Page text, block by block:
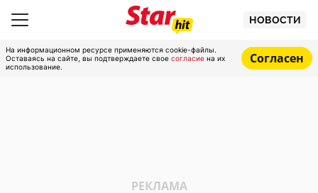
НОВОСТИ
На информационном ресурсе применяются cookie-файлы.
Оставаясь на сайте, вы подтверждаете свое согласие на их
использование.
Согласен